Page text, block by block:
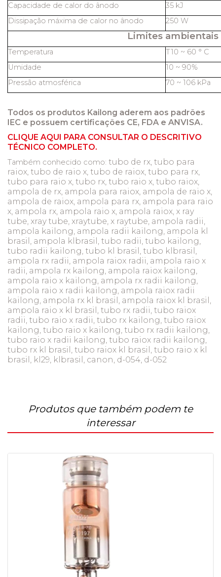
Capacidade de calor do ânodo
35 kJ
Dissipação máxima de calor no ânodo
250 W
Limites ambientais
Temperatura
T10 ~ 60 ° C
Umidade
10 ~ 90%
Pressão atmosférica
70 ~ 106 kPa
Todos os produtos Kailong aderem aos padrões
IEC e possuem certificações CE, FDA e ANVISA.
CLIQUE AQUI PARA CONSULTAR O DESCRITIVO
TÉCNICO COMPLETO.
Também conhecido como: tubo de rx, tubo para
raiox, tubo de raio x, tubo de raiox, tubo para rx,
tubo para raio x, tubo rx, tubo raio x, tubo raiox,
ampola de rx, ampola para raiox, ampola de raio x,
ampola de raiox, ampola para rx, ampola para raio
x, ampola rx, ampola raio x, ampola raiox, x ray
tube, xray tube, xraytube, x raytube, ampola radii,
ampola kailong, ampola radii kailong, ampola kl
brasil, ampola klbrasil, tubo radii, tubo kailong,
tubo radii kailong, tubo kl brasil, tubo klbrasil,
ampola rx radii, ampola raiox radii, ampola raio x
radii, ampola rx kailong, ampola raiox kailong,
ampola raio x kailong, ampola rx radii kailong,
ampola raio x radii kailong, ampola raiox radii
kailong, ampola rx kl brasil, ampola raiox kl brasil,
ampola raio x kl brasil, tubo rx radii, tubo raiox
radii, tubo raio x radii, tubo rx kailong, tubo raiox
kailong, tubo raio x kailong, tubo rx radii kailong,
tubo raio x radii kailong, tubo raiox radii kailong,
tubo rx kl brasil, tubo raiox kl brasil, tubo raio x kl
brasil, kl29, klbrasil, canon, d-054, d-052
Produtos que também podem te
interessar